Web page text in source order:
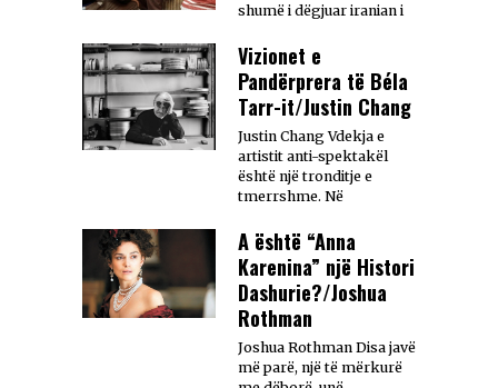
shumë i dëgjuar iranian i
Vizionet e
Pandërprera të Béla
Tarr-it/Justin Chang
Justin Chang Vdekja e
artistit anti-spektakël
është një tronditje e
tmerrshme. Në
A është “Anna
Karenina” një Histori
Dashurie?/Joshua
Rothman
Joshua Rothman Disa javë
më parë, një të mërkurë